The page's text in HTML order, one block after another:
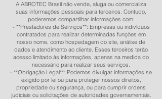
A ABROTEC Brasil não vende, aluga ou comercializa
suas informações pessoais para terceiros. Contudo,
poderemos compartilhar informações com:
- **Prestadores de Serviços**: Empresas ou indivíduos
contratados para realizar determinadas funções em
nosso nome, como hospedagem do site, análise de
dados e atendimento ao cliente. Esses terceiros terão
acesso limitado às informações, apenas na medida do
necessário para realizar seus serviços.
- **Obrigação Legal**: Podemos divulgar informações se
exigido por lei ou para proteger nossos direitos,
propriedade ou segurança, ou para cumprir ordens
judiciais ou solicitações de autoridades governamentais.